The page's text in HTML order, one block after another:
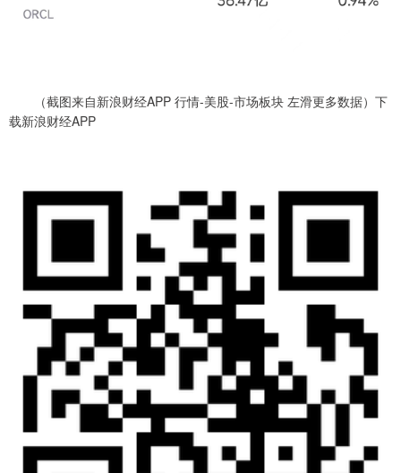
（截图来自新浪财经APP 行情-美股-市场板块 左滑更多数据）下
载新浪财经APP